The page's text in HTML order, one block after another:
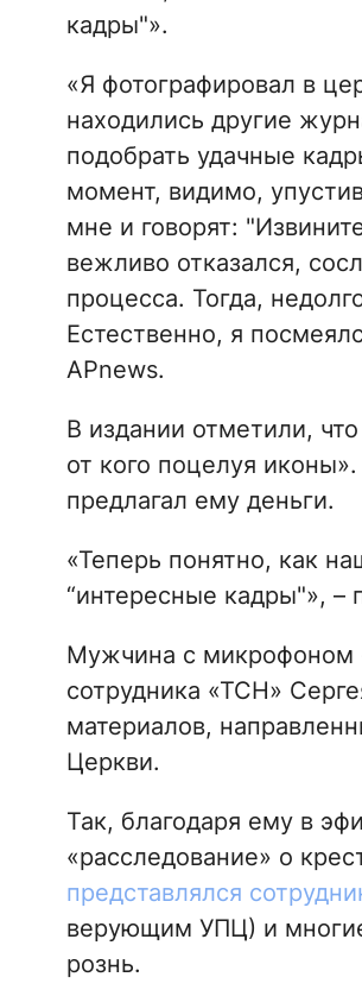
кадры"».
«Я фотографировал в
находились другие
подобрать удачные
момент, видимо,
мне и говорят:
вежливо отказался,
процесса. Тогда,
Естественно, я
APnews.
В издании отметили,
от кого поцелуя
предлагал ему деньги.
«Теперь понятно, как
“интересные кадры"», –
Мужчина с микрофоном
сотрудника «ТСН»
материалов,
Церкви.
Так, благодаря ему в
«расследование» о
представлялся
верующим УПЦ) и
рознь.